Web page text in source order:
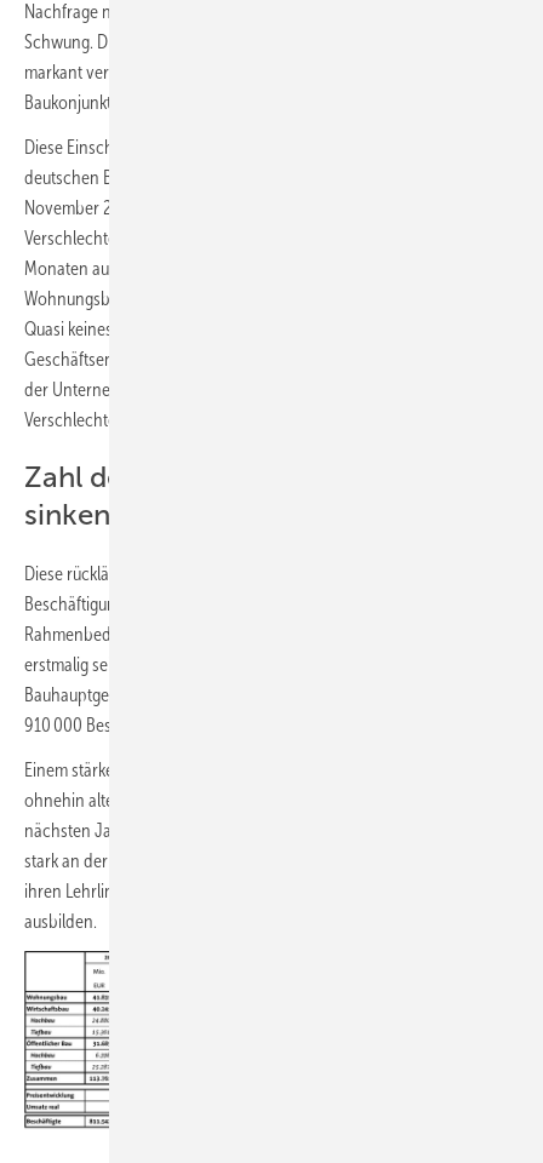
Nachfrage nach Bauleistungen zurück. Die Baukonjunktur verliert an
Schwung. Die Rahmenbedingungen für die Bauwirtschaft haben sich
markant verschlechtert und trüben die Aussichten für die
Baukonjunktur in 2023 deutlich ein.“
Diese Einschätzung wird von den Mitgliedsunternehmen des
deutschen Baugewerbes bestätigt. In der Verbandsumfrage von
November 2022 gehen über 60 % der Unternehmen von einer
Verschlechterung der Geschäftsentwicklung in den nächsten sechs
Monaten aus. Dies betrifft insbesondere die Geschäftserwartungen im
Wohnungsbau, dem Stützpfeiler der Baukonjunktur der letzten Jahre.
Quasi keines der Unternehmen erwartet hier eine bessere
Geschäftsentwicklung in den kommenden sechs Monaten. Aber 74 %
der Unternehmen im Wohnungsbau gehen von einer
Verschlechterung der Geschäftsentwicklung aus.
Zahl der Beschäftigten könnte 2023
sinken
Diese rückläufige Entwicklung hat laut Quast Konsequenzen für die
Beschäftigung am Bau: „Wenn es nicht gelingt, die
Rahmenbedingungen für Bauinvestitionen zu stabilisieren, wird
erstmalig seit 2009 wieder die Zahl der Beschäftigten im
Bauhauptgewerbe sinken. Derzeit rechnen wir für 2023 mit ca.
910 000 Beschäftigten nach 917 000 in diesem Jahr.“
Einem stärkeren Rückgang wirkt entgegen, dass die Unternehmen das
ohnehin altersbedingte Ausscheiden vieler Mitarbeiter in den
nächsten Jahren antizipieren wollen. So will das Baugewerbe weiter
stark an der Ausbildung festhalten, 60 % der Unternehmen wollen
ihren Lehrlingsbestand halten und 26 % im kommenden Jahr mehr
ausbilden.